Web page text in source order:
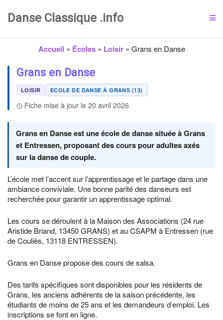
Danse Classique .info
Accueil » Écoles» Loisir» Grans en Danse
Grans en Danse
LOISIR ECOLE DE DANSE À GRANS (13)
Fiche mise à jour le 20 avril 2026
Grans en Danse est une école de danse située à Grans
et Entressen, proposant des cours pour adultes axés
sur la danse de couple.
L’école met l’accent sur l’apprentissage et le partage dans une
ambiance conviviale. Une bonne parité des danseurs est
recherchée pour garantir un apprentissage optimal.
Les cours se déroulent à la Maison des Associations (24 rue
Aristide Briand, 13450 GRANS) et au CSAPM à Entressen (rue
de Couliès, 13118 ENTRESSEN).
Grans en Danse propose des cours de salsa.
Des tarifs spécifiques sont disponibles pour les résidents de
Grans, les anciens adhérents de la saison précédente, les
étudiants de moins de 25 ans et les demandeurs d’emploi. Les
inscriptions se font en ligne.